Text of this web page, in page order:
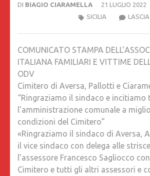
DI BIAGIO CIARAMELLA
21 LUGLIO 2022
SICILIA
COMUNICATO STAMPA
ITALIANA FAMILIARI E VITTIME
ODV
Cimitero di Aversa, Pallotti e
“Ringraziamo il sindaco e incitiamo
l’amministrazione comunale a
condizioni del Cimitero”
«Ringraziamo il sindaco di Aversa,
il vice sindaco con delega alle
l’assessore Francesco Sagliocco
Cimitero e tutti gli altri assessori e